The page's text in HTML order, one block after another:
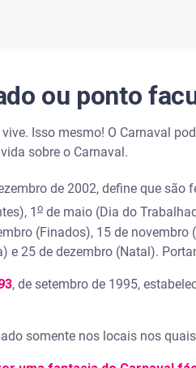
ou ponto
Isso mesmo! O Carnaval
sobre o Carnaval.
de 2002, define que são
1 o de maio (Dia do
(Finados), 15 de
e 25 de dezembro (Natal).
, de setembro de 1995,
somente nos locais nos